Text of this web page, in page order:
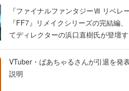
『ファイナルファンタジーⅦ リベレ
『FF7』リメイクシリーズの完結編
てディレクターの浜口直樹氏が登壇
VTuber・ばあちゃるさんが引退を発
説明